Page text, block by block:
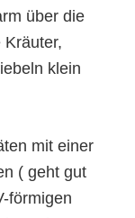
über die
klein
mit einer
( geht gut
förmigen